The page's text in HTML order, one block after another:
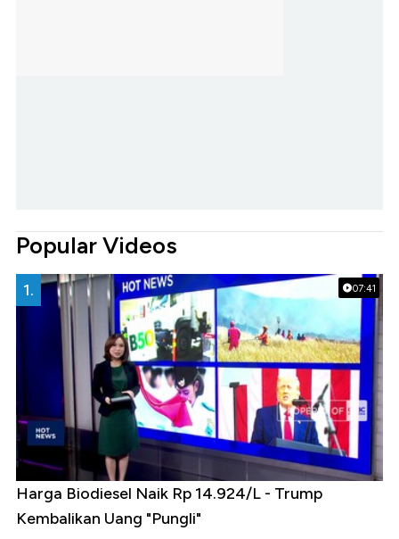
Popular Videos
07:41
1.
Harga Biodiesel Naik Rp 14.924/L - Trump
Kembalikan Uang "Pungli"